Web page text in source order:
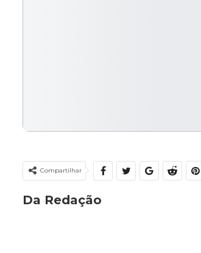
Compartilhar
Da Redação